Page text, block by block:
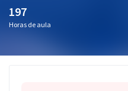
197
Horas de aula